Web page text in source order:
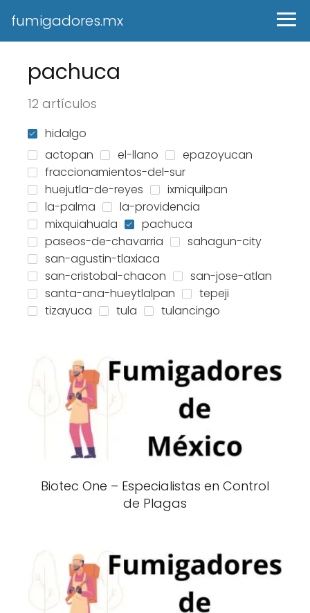
fumigadores.mx
pachuca
12 artículos
hidalgo
actopan
el-llano
epazoyucan
fraccionamientos-del-sur
huejutla-de-reyes
ixmiquilpan
la-palma
la-providencia
mixquiahuala
pachuca
paseos-de-chavarria
sahagun-city
san-agustin-tlaxiaca
san-cristobal-chacon
san-jose-atlan
santa-ana-hueytlalpan
tepeji
tizayuca
tula tulancingo
Biotec One – Especialistas en Control
de Plagas